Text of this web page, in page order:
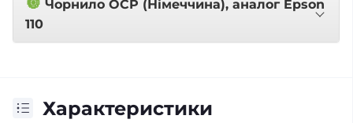
Чорнило OCP (Німеччина), аналог Epson
110
Характеристики